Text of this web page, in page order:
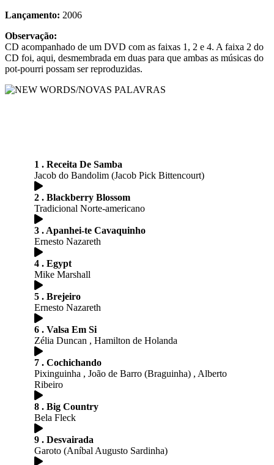
Lançamento: 2006
Observação:
CD acompanhado de um DVD com as faixas 1, 2 e 4. A faixa 2 do
CD foi, aqui, desmembrada em duas para que ambas as músicas do
pot-pourri possam ser reproduzidas.
1 . Receita De Samba
Jacob do Bandolim (Jacob Pick Bittencourt)
2 . Blackberry Blossom
Tradicional Norte-americano
3 . Apanhei-te Cavaquinho
Ernesto Nazareth
4 . Egypt
Mike Marshall
5 . Brejeiro
Ernesto Nazareth
6 . Valsa Em Si
Zélia Duncan , Hamilton de Holanda
7 . Cochichando
Pixinguinha , João de Barro (Braguinha) , Alberto
Ribeiro
8 . Big Country
Bela Fleck
9 . Desvairada
Garoto (Aníbal Augusto Sardinha)